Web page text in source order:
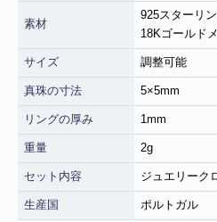
素材
925スターリ
18Kゴールド
サイズ 調整可能
真珠の寸法 5×5mm
リングの厚み 1mm
重量 2g
セット内容 ジュエリーク
生産国 ポルトガル